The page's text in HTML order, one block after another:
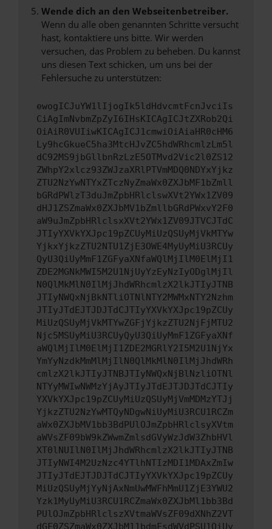
Wende dich an den Webseitenbetreiber.
Wenn du alle oben genannten Schritte versucht
hast, kontaktiere uns bitte. Wir werden
versuchen, das Problem zu beheben. Du kannst
uns diesen Text schicken, um uns bei der
Fehlersuche zu unterstützen:
ewogICJuYW1lIjogIk5ldHdvcmtFcnJvciIs
CiAgImNvbmZpZyI6IHsKICAgICJtZXRob2Qi
OiAiR0VUIiwKICAgICJ1cmwiOiAiaHR0cHM6
Ly9hcGkueC5ha3MtcHJvZC5hdWRhcmlzLm5l
dC92MS9jbGllbnRzLzE5OTMvd2Vic2l0ZS12
ZWhpY2xlcz93ZWJzaXRlPTVmMDQ0NDYxYjkz
ZTU2NzYwNTYxZTczNyZmaWx0ZXJbMF1bZmll
bGRdPWlzT3duJmZpbHRlclswXVt2YWx1ZV09
dHJ1ZSZmaWx0ZXJbMV1bZmllbGRdPWxvY2F0
aW9uJmZpbHRlclsxXVt2YWx1ZV09JTVCJTdC
JTIyYXVkYXJpc19pZCUyMiUzQSUyMjVkMTYw
YjkxYjkzZTU2NTU1ZjE3OWE4MyUyMiU3RCUy
QyU3QiUyMmF1ZGFyaXNfaWQlMjIlM0ElMjI1
ZDE2MGNkMWI5M2U1NjUyYzEyNzIyODglMjIl
N0QlMkMlN0IlMjJhdWRhcmlzX2lkJTIyJTNB
JTIyNWQxNjBkNTliOTNlNTY2MWMxNTY2Nzhm
JTIyJTdEJTJDJTdCJTIyYXVkYXJpc19pZCUy
MiUzQSUyMjVkMTYwZGFjYjkzZTU2NjFjMTU2
Njc5MSUyMiU3RCUyQyU3QiUyMmF1ZGFyaXNf
aWQlMjIlM0ElMjI1ZDE2MGRlY2I5M2U1NjYx
YmYyNzdkMmMlMjIlN0QlMkMlN0IlMjJhdWRh
cmlzX2lkJTIyJTNBJTIyNWQxNjBlNzliOTNl
NTYyMWIwNWMzYjAyJTIyJTdEJTJDJTdCJTIy
YXVkYXJpc19pZCUyMiUzQSUyMjVmMDMzYTJj
YjkzZTU2NzYwMTQyNDgwNiUyMiU3RCU1RCZm
aWx0ZXJbMV1bb3BdPUlOJmZpbHRlclsyXVtm
aWVsZF09bW9kZWwmZmlsdGVyWzJdW3ZhbHVl
XT0lNUIlN0IlMjJhdWRhcmlzX2lkJTIyJTNB
JTIyNWI4M2UzNzc4YTlhNTIzMDI1MDAxZmIw
JTIyJTdEJTJDJTdCJTIyYXVkYXJpc19pZCUy
MiUzQSUyMjYyNjAxNmUwMWFhMmU1ZjE3YWU2
Yzk1MyUyMiU3RCU1RCZmaWx0ZXJbMl1bb3Bd
PUlOJmZpbHRlclszXVtmaWVsZF09dXNhZ2VT
dGF0ZSZmaWx0ZXJbM11bdmFsdWVdPSU1QiUy